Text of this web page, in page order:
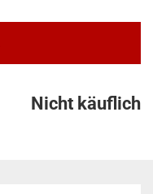
Nicht käuflich